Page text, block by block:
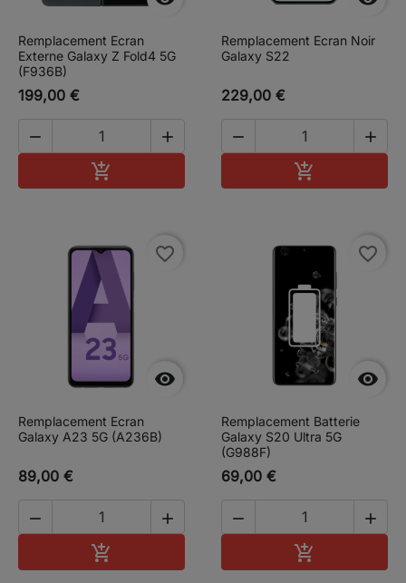
Remplacement Ecran
Externe Galaxy Z Fold4 5G
(F936B)
199,00 €
 

Remplacement Ecran Noir
Galaxy S22
229,00 €
 


favorite_border
Remplacement Ecran
Galaxy A23 5G (A236B)
89,00 €
 


favorite_border
Remplacement Batterie
Galaxy S20 Ultra 5G
(G988F)
69,00 €
 
